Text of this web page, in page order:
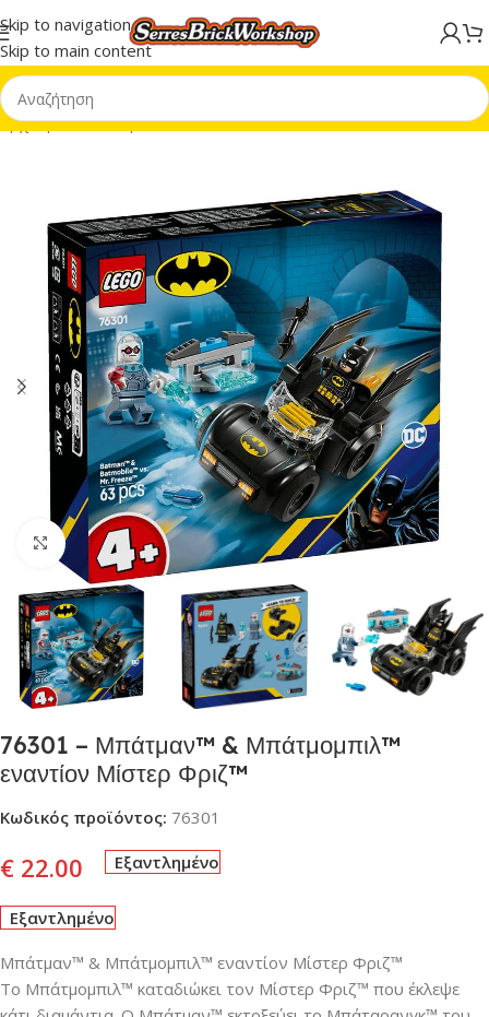
Skip to navigation
Skip to main content
Αρχική σελίδα/Super Heroes
Click to enlarge
76301 – Μπάτμαν™ & Μπάτμομπιλ™
εναντίον Μίστερ Φριζ™
Κωδικός προϊόντος: 76301
€ 22.00 Εξαντλημένο
Εξαντλημένο
Μπάτμαν™ & Μπάτμομπιλ™ εναντίον Μίστερ Φριζ™
Το Μπάτμομπιλ™ καταδιώκει τον Μίστερ Φριζ™ που έκλεψε